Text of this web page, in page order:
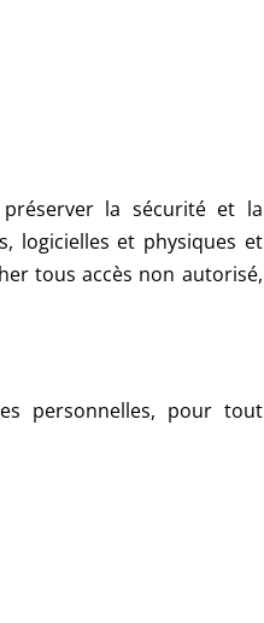
la sécurité et la
logicielles et physiques et
tous accès non autorisé,
personnelles, pour tout